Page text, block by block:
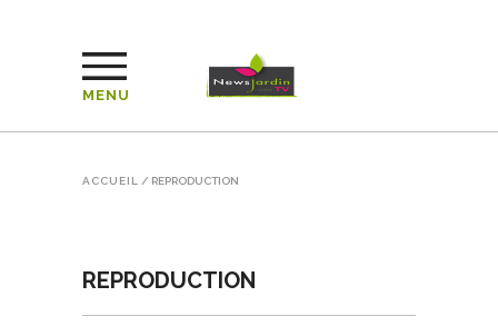
MENU
ACCUEIL / REPRODUCTION
REPRODUCTION